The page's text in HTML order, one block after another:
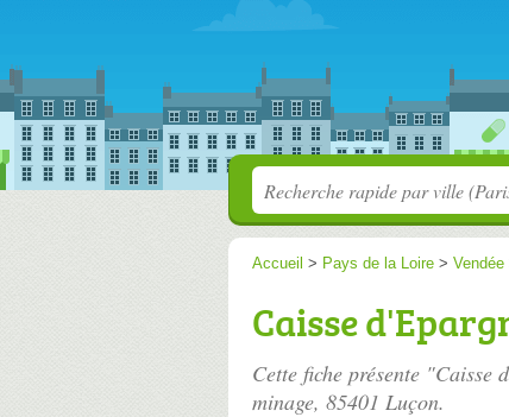
Accueil > Pays de la Loire > Vendée
Caisse
Cette fiche présente "Caisse
minage, 85401 Luçon.